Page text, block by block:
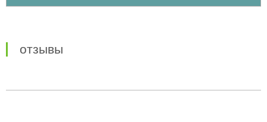
отзывы